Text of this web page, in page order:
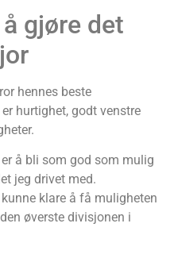
gjøre det
hennes beste
hurtighet, godt venstre
å bli som god som mulig
jeg drivet med.
klare å få muligheten
øverste divisjonen i